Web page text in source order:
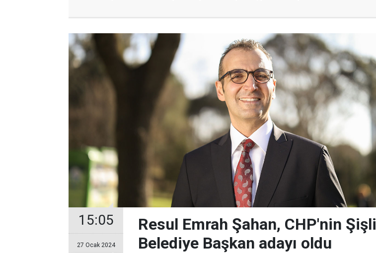
15:05
27 Ocak 2024
Resul Emrah Şahan, CHP'nin Şişli
Belediye Başkan adayı oldu